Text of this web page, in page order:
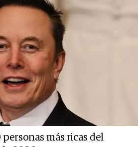
personas más ricas del